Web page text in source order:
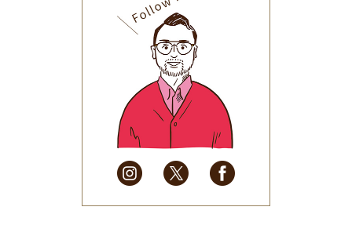
2025年9月(30)
2025年8月(31)
2025年7月(37)
2025年6月(48)
2025年5月
(41)
2025年4月
(32)
2025年3月(31)
2025年2月
(28)
2025年1月
(34)